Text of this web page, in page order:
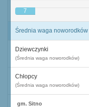
7
Średnia waga noworodków
Dziewczynki
(Średnia waga noworodków)
Chłopcy
(Średnia waga noworodków)
gm. Sitno